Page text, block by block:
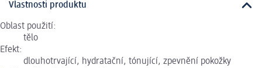
Vlastnosti produktu
Oblast použití:
tělo
Efekt:
dlouhotrvající, hydratační, tónující, zpevnění pokožky